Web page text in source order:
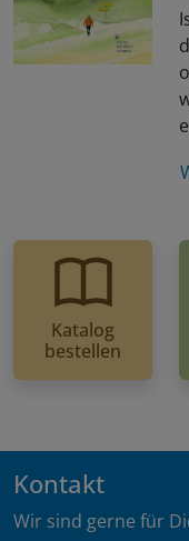
Katalog
bestellen
Kontakt
Wir sind gerne für